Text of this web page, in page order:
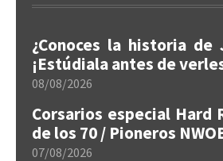
¿Conoces la historia de
¡Estúdiala antes de
08/08/2026
Corsarios especial Hard
de los 70 / Pioneros
07/08/2026